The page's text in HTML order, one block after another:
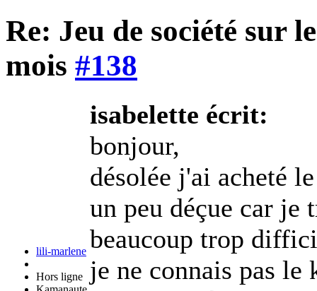
Re: Jeu de société sur
mois #138
lili-marlene
Hors ligne
isabelette écrit:
bonjour,
désolée j'ai acheté
un peu déçue car je
beaucoup trop
je ne connais pas